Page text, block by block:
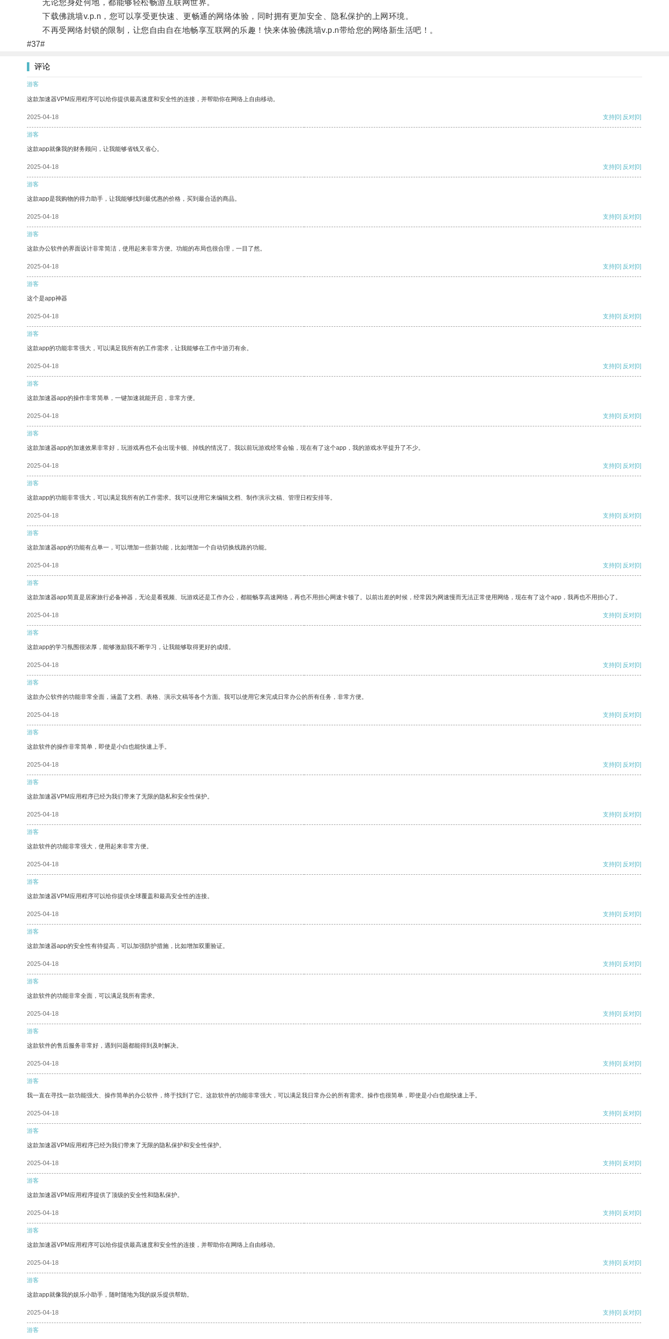
无论您身处何地，都能够轻松畅游互联网世界。
下载佛跳墙v.p.n，您可以享受更快速、更畅通的网络体验，同时拥有更加安全、隐私保护的上网环境。
不再受网络封锁的限制，让您自由自在地畅享互联网的乐趣！快来体验佛跳墙v.p.n带给您的网络新生活吧！。
#37#
评论
游客
这款加速器VPM应用程序可以给你提供最高速度和安全性的连接，并帮助你在网络上自由移动。
2025-04-18 支持[0] 反对[0]
游客
这款app就像我的财务顾问，让我能够省钱又省心。
2025-04-18 支持[0] 反对[0]
游客
这款app是我购物的得力助手，让我能够找到最优惠的价格，买到最合适的商品。
2025-04-18 支持[0] 反对[0]
游客
这款办公软件的界面设计非常简洁，使用起来非常方便。功能的布局也很合理，一目了然。
2025-04-18 支持[0] 反对[0]
游客
这个是app神器
2025-04-18 支持[0] 反对[0]
游客
这款app的功能非常强大，可以满足我所有的工作需求，让我能够在工作中游刃有余。
2025-04-18 支持[0] 反对[0]
游客
这款加速器app的操作非常简单，一键加速就能开启，非常方便。
2025-04-18 支持[0] 反对[0]
游客
这款加速器app的加速效果非常好，玩游戏再也不会出现卡顿、掉线的情况了。我以前玩游戏经常会输，现在有了这个app，我的游戏水平提升了不少。
2025-04-18 支持[0] 反对[0]
游客
这款app的功能非常强大，可以满足我所有的工作需求。我可以使用它来编辑文档、制作演示文稿、管理日程安排等。
2025-04-18 支持[0] 反对[0]
游客
这款加速器app的功能有点单一，可以增加一些新功能，比如增加一个自动切换线路的功能。
2025-04-18 支持[0] 反对[0]
游客
这款加速器app简直是居家旅行必备神器，无论是看视频、玩游戏还是工作办公，都能畅享高速网络，再也不用担心网速卡顿了。以前出差的时候，经常因为网速慢而无法正常使用网络，现在有了这个app，我再也不用担心了。
2025-04-18 支持[0] 反对[0]
游客
这款app的学习氛围很浓厚，能够激励我不断学习，让我能够取得更好的成绩。
2025-04-18 支持[0] 反对[0]
游客
这款办公软件的功能非常全面，涵盖了文档、表格、演示文稿等各个方面。我可以使用它来完成日常办公的所有任务，非常方便。
2025-04-18 支持[0] 反对[0]
游客
这款软件的操作非常简单，即使是小白也能快速上手。
2025-04-18 支持[0] 反对[0]
游客
这款加速器VPM应用程序已经为我们带来了无限的隐私和安全性保护。
2025-04-18 支持[0] 反对[0]
游客
这款软件的功能非常强大，使用起来非常方便。
2025-04-18 支持[0] 反对[0]
游客
这款加速器VPM应用程序可以给你提供全球覆盖和最高安全性的连接。
2025-04-18 支持[0] 反对[0]
游客
这款加速器app的安全性有待提高，可以加强防护措施，比如增加双重验证。
2025-04-18 支持[0] 反对[0]
游客
这款软件的功能非常全面，可以满足我所有需求。
2025-04-18 支持[0] 反对[0]
游客
这款软件的售后服务非常好，遇到问题都能得到及时解决。
2025-04-18 支持[0] 反对[0]
游客
我一直在寻找一款功能强大、操作简单的办公软件，终于找到了它。这款软件的功能非常强大，可以满足我日常办公的所有需求。操作也很简单，即使是小白也能快速上手。
2025-04-18 支持[0] 反对[0]
游客
这款加速器VPM应用程序已经为我们带来了无限的隐私保护和安全性保护。
2025-04-18 支持[0] 反对[0]
游客
这款加速器VPM应用程序提供了顶级的安全性和隐私保护。
2025-04-18 支持[0] 反对[0]
游客
这款加速器VPM应用程序可以给你提供最高速度和安全性的连接，并帮助你在网络上自由移动。
2025-04-18 支持[0] 反对[0]
游客
这款app就像我的娱乐小助手，随时随地为我的娱乐提供帮助。
2025-04-18 支持[0] 反对[0]
游客